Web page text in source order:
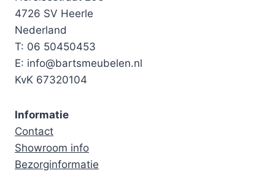
4726 SV Heerle
Nederland
T: 06 50450453
E: info@bartsmeubelen.nl
KvK 67320104
Informatie
Contact
Showroom info
Bezorginformatie